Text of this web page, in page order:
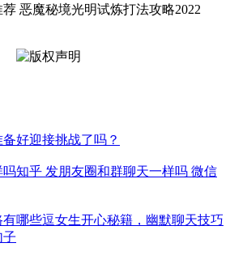
荐 恶魔秘境光明试炼打法攻略2022
好迎接挑战了吗？
知乎 发朋友圈和群聊天一样吗 微信
哪些逗女生开心秘籍，幽默聊天技巧
子